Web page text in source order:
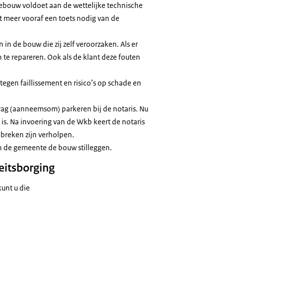
voldoet aan de wettelijke technische
vooraf een toets nodig van de
de bouw die zij zelf veroorzaken. Als er
repareren. Ook als de klant deze fouten
faillissement en risico’s op schade en
(aanneemsom) parkeren bij de notaris. Nu
Na invoering van de Wkb keert de notaris
zijn verholpen.
gemeente de bouw stilleggen.
u die